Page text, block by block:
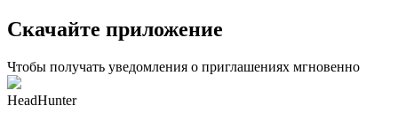
Скачайте приложение
Чтобы получать уведомления о приглашениях мгновенно
HeadHunter